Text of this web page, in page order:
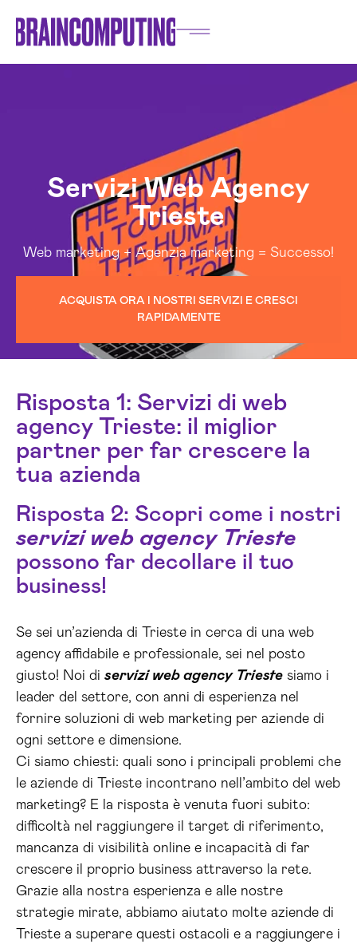
Servizi Web Agency
Trieste
Web marketing + Agenzia marketing = Successo!
ACQUISTA ORA I NOSTRI SERVIZI E CRESCI
RAPIDAMENTE
Risposta 1: Servizi di web
agency Trieste: il miglior
partner per far crescere la
tua azienda
Risposta 2: Scopri come i nostri
servizi web agency Trieste
possono far decollare il tuo
business!
Se sei un’azienda di Trieste in cerca di una web
agency affidabile e professionale, sei nel posto
giusto! Noi di servizi web agency Trieste siamo i
leader del settore, con anni di esperienza nel
fornire soluzioni di web marketing per aziende di
ogni settore e dimensione.
Ci siamo chiesti: quali sono i principali problemi che
le aziende di Trieste incontrano nell’ambito del web
marketing? E la risposta è venuta fuori subito:
difficoltà nel raggiungere il target di riferimento,
mancanza di visibilità online e incapacità di far
crescere il proprio business attraverso la rete.
Grazie alla nostra esperienza e alle nostre
strategie mirate, abbiamo aiutato molte aziende di
Trieste a superare questi ostacoli e a raggiungere i